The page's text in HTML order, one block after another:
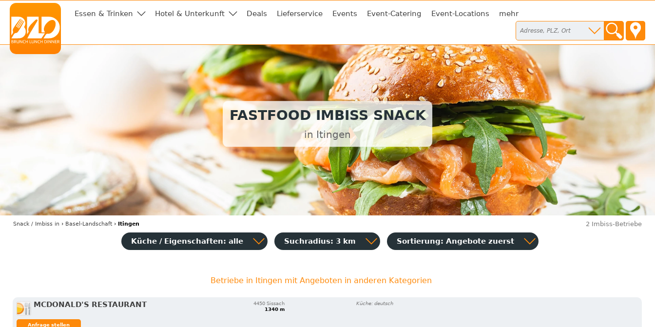
Essen & Trinken Hotel & Unterkunft Deals Lieferservice Events Event-Catering Event-Locations mehr
FASTFOOD IMBISS SNACK
in Itingen
Snack / Imbiss in › Basel-Landschaft› Itingen 2 Imbiss-Betriebe
Küche / Eigenschaften: alle Suchradius: 3 km Sortierung: Angebote zuerst
Betriebe in Itingen mit Angeboten in anderen Kategorien
MCDONALD'S RESTAURANT
4450 Sissach
1340 m
Küche: deutsch
Anfrage stellen